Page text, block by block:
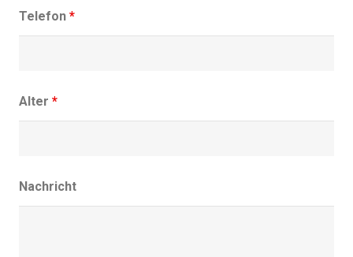
Telefon *
Alter *
Nachricht